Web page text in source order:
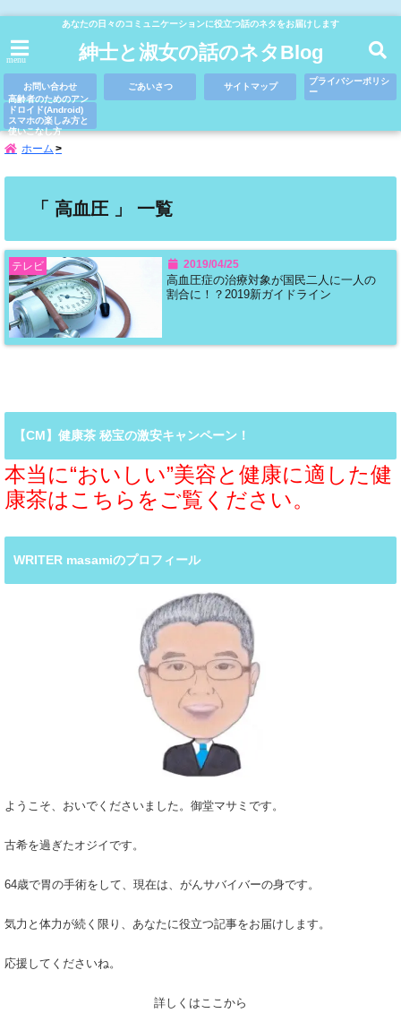
あなたの日々のコミュニケーションに役立つ話のネタをお届けします
menu 紳士と淑女の話のネタBlog
お問い合わせ ごあいさつ サイトマップ
プライバシーポリシ
ー
高齢者のためのアン
ドロイド(Android)
スマホの楽しみ方と
使いこなし方
ホーム
「 高血圧 」 一覧
テレビ
2019/04/25
高血圧症の治療対象が国民二人に一人の
割合に！？2019新ガイドライン
【CM】健康茶 秘宝の激安キャンペーン！
本当に“おいしい”美容と健康に適した健
康茶はこちらをご覧ください。
WRITER masamiのプロフィール
ようこそ、おいでくださいました。御堂マサミです。
古希を過ぎたオジイです。
64歳で胃の手術をして、現在は、がんサバイバーの身です。
気力と体力が続く限り、あなたに役立つ記事をお届けします。
応援してくださいね。
詳しくはここから